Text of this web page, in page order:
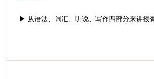
▶ 从语法、词汇、听说、写作四部分来讲授